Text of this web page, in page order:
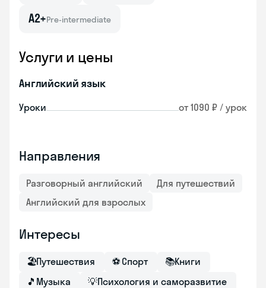
A2+Pre-intermediate
Услуги и цены
Английский язык
Уроки от 1090 ₽ / урок
Направления
Разговорный английский
Для путешествий
Английский для взрослых
Интересы
🏖Путешествия ⚽ Спорт 📚Книги
🎵 Музыка 💡Психология и саморазвитие